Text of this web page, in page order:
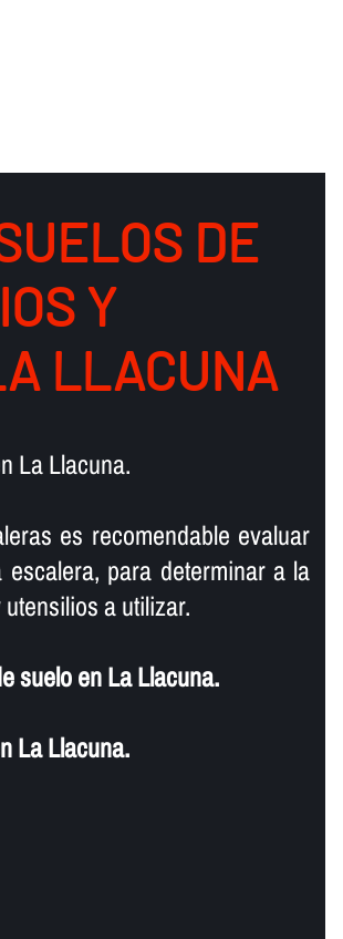
DE
Y
LLACUNA
La Llacuna.
es recomendable evaluar
para determinar a la
a utilizar.
suelo en La Llacuna.
La Llacuna.